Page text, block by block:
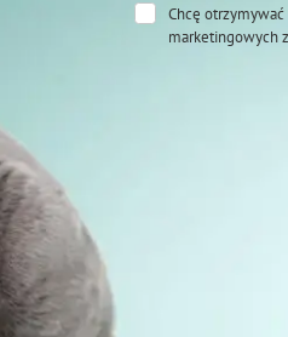
Chcę
marketingowych